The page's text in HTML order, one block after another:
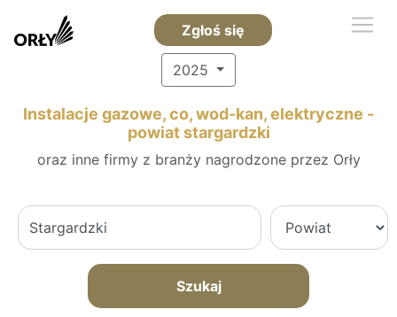
Zgłoś się
2025
Instalacje gazowe, co, wod-kan, elektryczne -
powiat stargardzki
oraz inne firmy z branży nagrodzone przez Orły
Szukaj